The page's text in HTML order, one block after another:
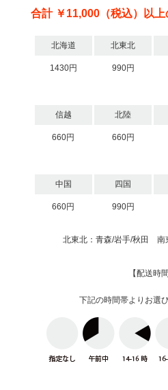
合計 ￥11,000（税込）以上
北海道 北東北
1430円 990円
信越 北陸
660円 660円
中国 四国
660円 990円
北東北：青森/岩手/秋田 南
【配送時間
下記の時間帯よりお選